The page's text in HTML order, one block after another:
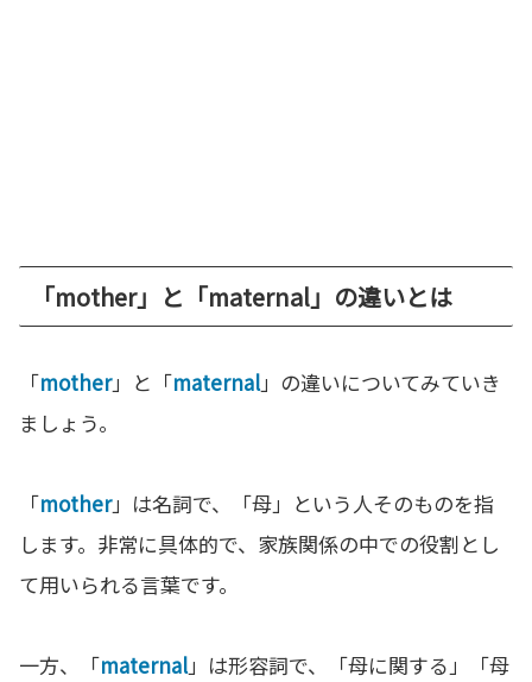
「mother」と「maternal」の違いとは
「mother」と「maternal」の違いについてみていき
ましょう。
「mother」は名詞で、「母」という人そのものを指
します。非常に具体的で、家族関係の中での役割とし
て用いられる言葉です。
一方、「maternal」は形容詞で、「母に関する」「母